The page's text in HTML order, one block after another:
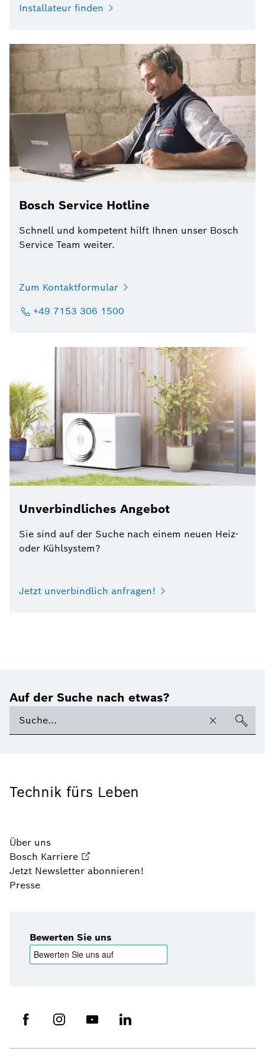
Installateur finden
Bosch Service Hotline
Schnell und kompetent hilft Ihnen unser Bosch
Service Team weiter.
Zum Kontaktformular
+49 7153 306 1500
Unverbindliches Angebot
Sie sind auf der Suche nach einem neuen Heiz-
oder Kühlsystem?
Jetzt unverbindlich anfragen!
Auf der Suche nach etwas?
Technik fürs Leben
Über uns
Bosch Karriere
Jetzt Newsletter abonnieren!
Presse
Bewerten Sie uns